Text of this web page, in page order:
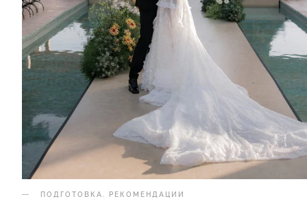
ПОДГОТОВКА РЕКОМЕНДАЦИИ